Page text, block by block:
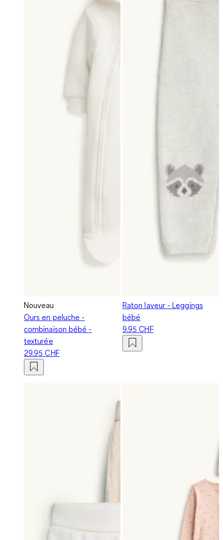
Nouveau
Ours en peluche -
combinaison bébé -
texturée
29.95 CHF
Raton laveur - Leggings
bébé
9.95 CHF